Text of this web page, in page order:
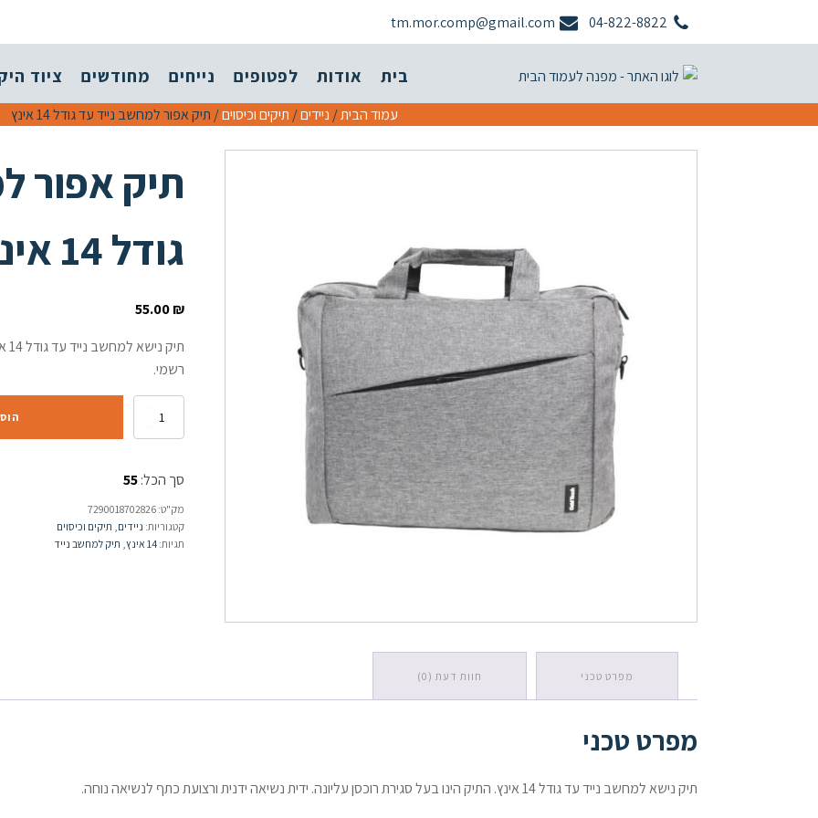
04-822-8822
tm.mor.comp@gmail.com
בית אודות לפטופים נייחים מחודשים ציוד
עמוד הבית/ ניידים/ תיקים וכיסוים/ תיק אפור למחשב נייד עד גודל 14 אינץ
תיק אפור
גודל 14 אינץ
55.00₪
רשמי.
סך הכל:55
מק"ט: 7290018702826
קטגוריות: ניידים, תיקים וכיסוים
תגיות: 14 אינץ , תיק למחשב נייד
מפרט טכני חוות דעת (0)
מפרט טכני
תיק נישא למחשב נייד עד גודל 14 אינץ. התיק הינו בעל סגירת רוכסן עליונה. ידית נשיאה ידנית ורצועת כתף לנשיאה נוחה.